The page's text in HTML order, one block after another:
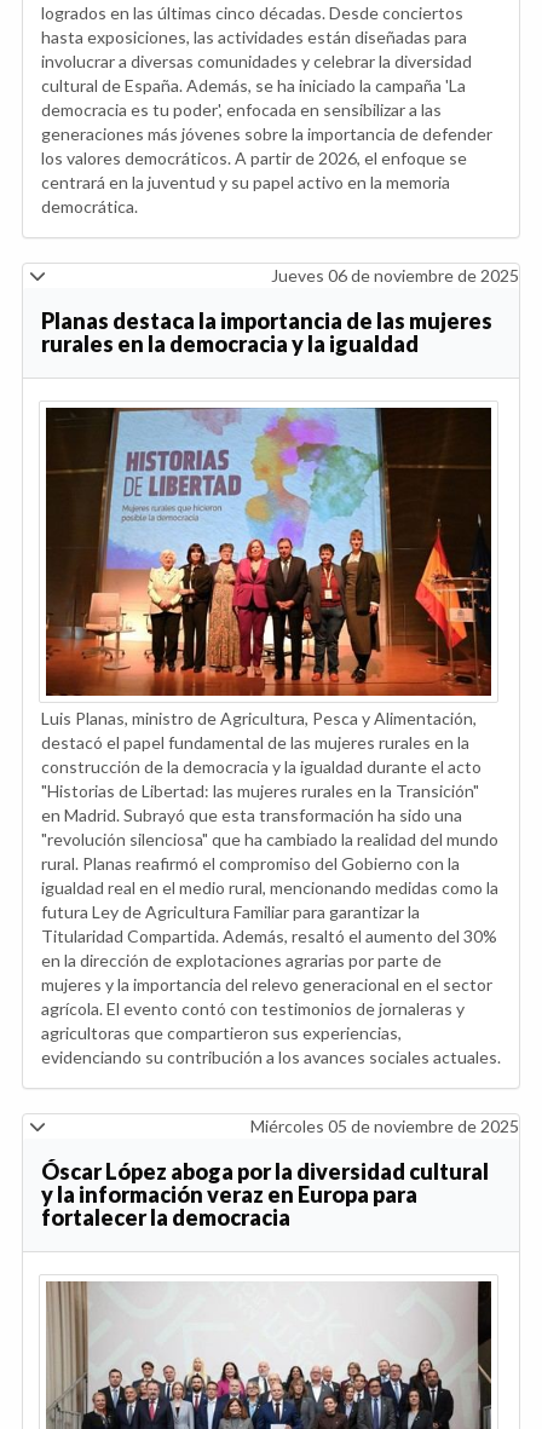
logrados en las últimas cinco décadas. Desde conciertos
hasta exposiciones, las actividades están diseñadas para
involucrar a diversas comunidades y celebrar la diversidad
cultural de España. Además, se ha iniciado la campaña 'La
democracia es tu poder', enfocada en sensibilizar a las
generaciones más jóvenes sobre la importancia de defender
los valores democráticos. A partir de 2026, el enfoque se
centrará en la juventud y su papel activo en la memoria
democrática.
Jueves 06 de noviembre de 2025
Planas destaca la importancia de las mujeres
rurales en la democracia y la igualdad
Luis Planas, ministro de Agricultura, Pesca y Alimentación,
destacó el papel fundamental de las mujeres rurales en la
construcción de la democracia y la igualdad durante el acto
"Historias de Libertad: las mujeres rurales en la Transición"
en Madrid. Subrayó que esta transformación ha sido una
"revolución silenciosa" que ha cambiado la realidad del mundo
rural. Planas reafirmó el compromiso del Gobierno con la
igualdad real en el medio rural, mencionando medidas como la
futura Ley de Agricultura Familiar para garantizar la
Titularidad Compartida. Además, resaltó el aumento del 30%
en la dirección de explotaciones agrarias por parte de
mujeres y la importancia del relevo generacional en el sector
agrícola. El evento contó con testimonios de jornaleras y
agricultoras que compartieron sus experiencias,
evidenciando su contribución a los avances sociales actuales.
Miércoles 05 de noviembre de 2025
Óscar López aboga por la diversidad cultural
y la información veraz en Europa para
fortalecer la democracia